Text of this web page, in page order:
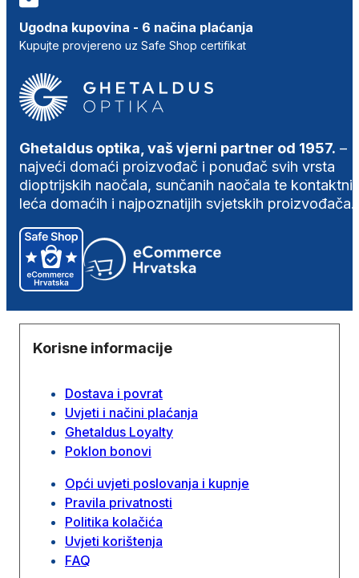
Ugodna kupovina - 6 načina plaćanja
Kupujte provjereno uz Safe Shop certifikat
Ghetaldus optika, vaš vjerni partner od 1957. –
najveći domaći proizvođač i ponuđač svih vrsta
dioptrijskih naočala, sunčanih naočala te
leća domaćih i najpoznatijih svjetskih proizvođača.
Korisne informacije
Dostava i povrat
Uvjeti i načini plaćanja
Ghetaldus Loyalty
Poklon bonovi
Opći uvjeti poslovanja i kupnje
Pravila privatnosti
Politika kolačića
Uvjeti korištenja
FAQ